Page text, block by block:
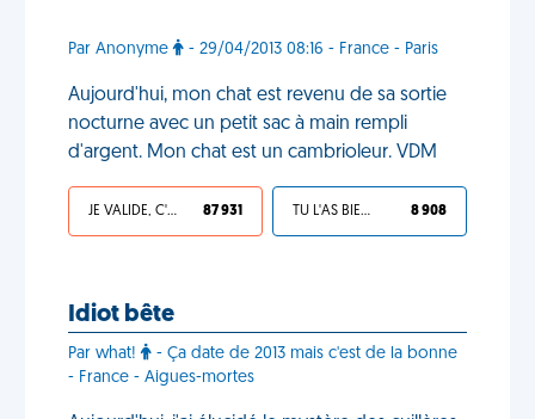
Par Anonyme - 29/04/2013 08:16 - France - Paris
Aujourd'hui, mon chat est revenu de sa sortie
nocturne avec un petit sac à main rempli
d'argent. Mon chat est un cambrioleur. VDM
JE VALIDE, C'EST UNE VDM 87 931 TU L'AS BIEN MÉRITÉ 8 908
Idiot bête
Par what!
- Ça date de 2013 mais c'est de la bonne
- France - Aigues-mortes